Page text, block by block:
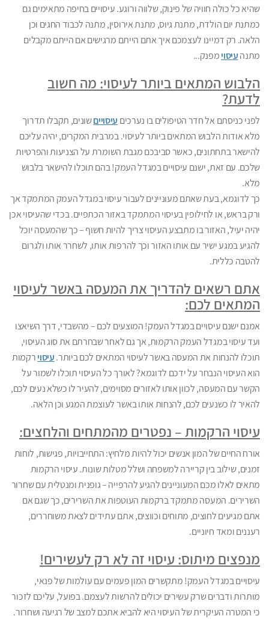
שהיא כל כולה חוויה של פינוק, שלווה ורוגע. עיסויים בחיפה מתאימים גם
כמתנת יום הולדת, מתנת גיוס, מתנת אירוסין, מתנה לכבוד החגים וכן
הלאה. רק דמיינו לעצמכם איך אתם הייתם מרגישים אם הייתם מקבלים
מתנה עיסוי מפנק...
הלבוש המתאים ביותר לעיסוי: מה חשוב
לדעת?
לפני כניסתם אל חדר הטיפולים בו נערכים עיסוייםשונים, תקבלו תדרוך
מלא אודות הלבוש המתאים ביותר לעיסוי. במרבית המקרים, יהיה עליכם
להישאר בתחתונים, כאשר סביבכם מגבת השומרת על הצניעות והפרטיות
שלכם. עם זאת, ישנם עיסויים במגדל העמק! בהם תוכלו להישאר בלבוש
מלא.
כך לדוגמא, בעת שאתם מעוניינים לעבור עיסוי במגדל העמק המתמקד אך
ורק בראש, או לחילופין בעיסוי המתמקד באזור הכתפיים. בכדי שהעיסוי אכן
יהיה יעיל, האזור בו מתבצע העיסוי צריך להיות חשוף – כך שהמעסה יוכל
להגיע במגע ישיר עם אותו האזור וכך להרפות אותו, לשחרר אותו ולגרום
להטבה כללית.
אתם רשאים להדריך את המעסה באשר לעיסוי
המתאים לכם:
אמנם ישנם עיסויים במגדל העמק! המוצעים לכם – מהשבדי, דרך השיאצו
ועד עיסוי במגדל העמק הרקמות, אך גם לאחר שבחרתם את סוג העיסוי,
תוכלו להנחות את המעסה באשר לעיסוי המתאים לכם ביותר. עיסוי רקמות
הוא העיסוי הנבחר על ידכם לדוגמא? לאורך כל העיסוי תוכלו לשמור על
הקשר עם המעסה, לכוון אותו לאזורים מסוימים, להעיר לו כשלא נעים לכם,
להאיר לו כשנעים לכם, להנחות אותו באשר לעוצמת המגע וכן הלאה.
עיסוי הרקמות – נפטרים מהמתחים והלחצים:
אורח החיים של המון אנשים יכול להיות מלחיץ: התחייבויות, פגישות, לוחות
זמנים, שילוב בין קריירה למשפחה ושלל מטלות שונות. עיסוי הרקמות
מתאים לאלו מכם המעוניינים להגיע להרפייה – גופנית ומנטלית עם שחרור
השרירים. המעסה מתמקד ברקמות העוטפות את השרירים, כך שגם אם
אתם מגיעים לחוצים, מתוחים וכווצים, אתם עתידים לצאת משוחררים,
רעננים ומאד חיוניים.
מנפצים מיתוס: עיסוי זה לא רק לעשירים!
עיסויים במגדל העמק! מתקשרים המון פעמים עם עולמות של פנאי,
מותרות ודברים שרק עשירים יכולים להרשות לעצמם. בפועל, עליכם לזכור
כי המטרה העיקרית של העיסוי היא להביא אתכם למצב של רגיעה ושחרור.